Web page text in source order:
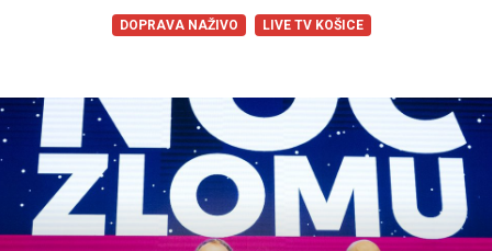
DOPRAVA NAŽIVO LIVE TV KOŠICE